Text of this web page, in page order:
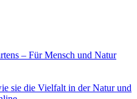
– Für Mensch und Natur
sie die Vielfalt in der Natur und